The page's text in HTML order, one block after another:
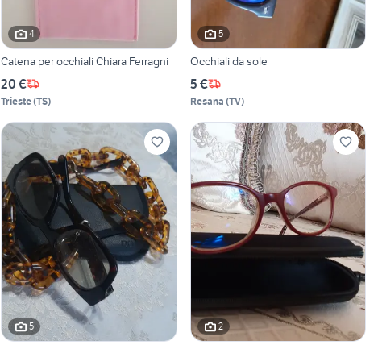
4
Catena per occhiali Chiara Ferragni
20 €
Trieste(TS)
5
Occhiali da sole
5 €
Resana (TV)
5 2